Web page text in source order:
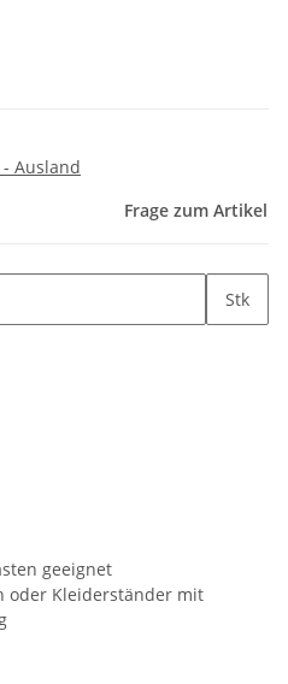
- Ausland
Frage zum Artikel
Stk
geeignet
oder Kleiderständer mit